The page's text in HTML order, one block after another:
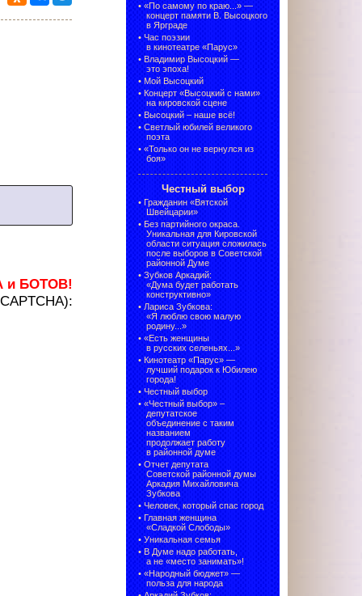
и БОТОВ!
• «По самому по краю...» —
концерт памяти В. Высоцкого
в Ярграде
• Час поэзии
в кинотеатре «Парус»
• Владимир Высоцкий —
это эпоха!
• Мой Высоцкий
• Концерт «Высоцкий с нами»
на кировской сцене
• Высоцкий – наше всё!
• Светлый юбилей великого
поэта
• «Только он не вернулся из
боя»
Честный выбор
• Гражданин «Вятской
Швейцарии»
• Без партийного окраса.
Уникальная для Кировской
области ситуация сложилась
после выборов в Советской
районной Думе
• Зубков Аркадий:
«Дума будет работать
конструктивно»
• Лариса Зубкова:
«Я люблю свою малую
родину...»
• «Есть женщины
в русских селеньях...»
• Кинотеатр «Парус» —
лучший подарок к Юбилею
города!
• Честный выбор
• «Честный выбор» –
депутатское
объединение с таким
названием
продолжает работу
в районной думе
• Отчет депутата
Советской районной думы
Аркадия Михайловича
Зубкова
• Человек, который спас город
• Главная женщина
«Сладкой Слободы»
• Уникальная семья
• В Думе надо работать,
а не «место занимать»!
• «Народный бюджет» —
польза для народа